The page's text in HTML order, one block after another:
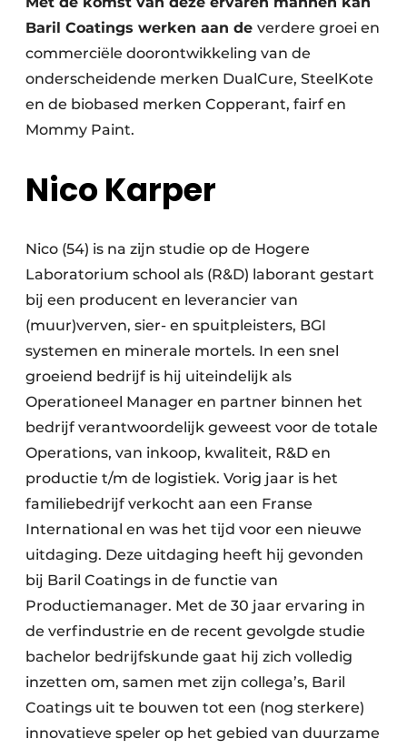
Privacy / Cookie statement
Vacature aanmelden
Video’s
Baril Coatings werken aan de verdere groei en
commerciële doorontwikkeling van de
onderscheidende merken DualCure, SteelKote
en de biobased merken Copperant, fairf en
Mommy Paint.
Nico Karper
Nico (54) is na zijn studie op de Hogere
Laboratorium school als (R&D) laborant gestart
bij een producent en leverancier van
(muur)verven, sier- en spuitpleisters, BGI
systemen en minerale mortels. In een snel
groeiend bedrijf is hij uiteindelijk als
Operationeel Manager en partner binnen het
bedrijf verantwoordelijk geweest voor de totale
Operations, van inkoop, kwaliteit, R&D en
productie t/m de logistiek. Vorig jaar is het
familiebedrijf verkocht aan een Franse
International en was het tijd voor een nieuwe
uitdaging. Deze uitdaging heeft hij gevonden
bij Baril Coatings in de functie van
Productiemanager. Met de 30 jaar ervaring in
de verfindustrie en de recent gevolgde studie
bachelor bedrijfskunde gaat hij zich volledig
inzetten om, samen met zijn collega’s, Baril
Coatings uit te bouwen tot een (nog sterkere)
innovatieve speler op het gebied van duurzame